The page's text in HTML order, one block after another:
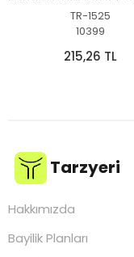
TR-1525
10399
215,26 TL
Tarzyeri
Hakkımızda
Bayilik Planları